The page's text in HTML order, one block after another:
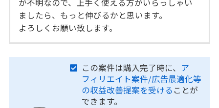
が不明なので、上手く使える方がいらっしゃい
ましたら、もっと伸びるかと思います。
よろしくお願い致します。
この案件は購入完了時に、 ア
フィリエイト案件/広告最適化等
の収益改善提案を受ける ことが
できます。